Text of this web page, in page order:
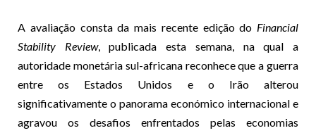
A avaliação consta da mais recente edição do Financial
Stability Review, publicada esta semana, na qual a
autoridade monetária sul-africana reconhece que a guerra
entre os Estados Unidos e o Irão alterou
significativamente o panorama económico internacional e
agravou os desafios enfrentados pelas economias